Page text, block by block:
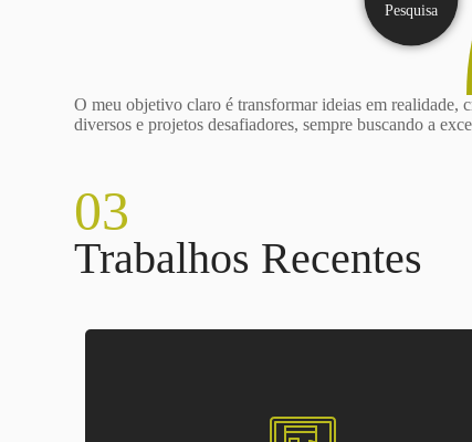
Pesquisa
O meu objetivo claro é transformar ideias em
diversos e projetos desafiadores, sempre buscando a
03
Trabalhos Recentes